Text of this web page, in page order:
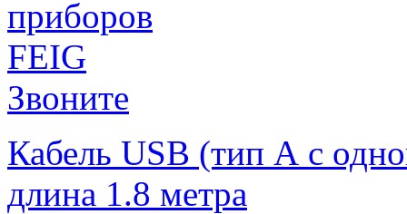
Звоните
Кабель USB (тип А с
длина 1.8 метра